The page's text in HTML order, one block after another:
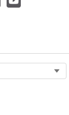
KONNTEN SIE
Geben Sie uns